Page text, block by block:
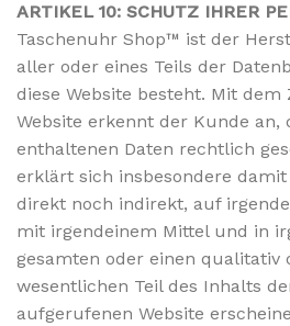
ARTIKEL 10: SCHUTZ IHRER
Taschenuhr Shop™ ist der
aller oder eines Teils der
diese Website besteht. Mit dem
Website erkennt der Kunde an,
enthaltenen Daten rechtlich
erklärt sich insbesondere
direkt noch indirekt, auf
mit irgendeinem Mittel und in
gesamten oder einen qualitativ
wesentlichen Teil des Inhalts
aufgerufenen Website